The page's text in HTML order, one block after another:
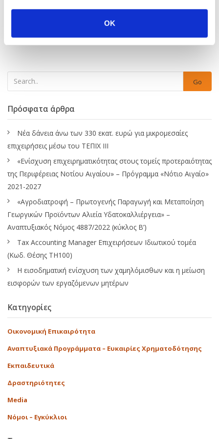
OK
Go
Πρόσφατα άρθρα
Νέα δάνεια άνω των 330 εκατ. ευρώ για μικρομεσαίες
επιχειρήσεις μέσω του ΤΕΠΙΧ ΙΙΙ
«Ενίσχυση επιχειρηματικότητας στους τομείς προτεραιότητας
της Περιφέρειας Νοτίου Αιγαίου» – Πρόγραμμα «Νότιο Αιγαίο»
2021-2027
«Αγροδιατροφή – Πρωτογενής Παραγωγή και Μεταποίηση
Γεωργικών Προϊόντων Αλιεία Υδατοκαλλιέργεια» –
Αναπτυξιακός Νόμος 4887/2022 (κύκλος Β’)
Tax Accounting Manager Επιχειρήσεων Ιδιωτικού τομέα
(Κωδ. Θέσης ΤΗ100)
Η εισοδηματική ενίσχυση των χαμηλόμισθων και η μείωση
εισφορών των εργαζόμενων μητέρων
Κατηγορίες
Οικονομική Επικαιρότητα
Αναπτυξιακά Προγράμματα – Ευκαιρίες Χρηματοδότησης
Εκπαιδευτικά
Δραστηριότητες
Media
Νόμοι – Εγκύκλιοι